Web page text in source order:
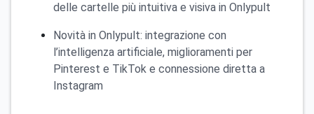
delle cartelle più intuitiva e visiva in Onlypult
Novità in Onlypult: integrazione con
l’intelligenza artificiale, miglioramenti per
Pinterest e TikTok e connessione diretta a
Instagram